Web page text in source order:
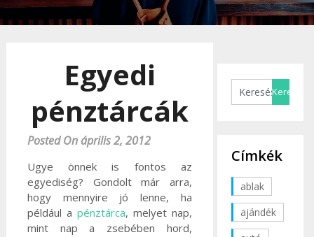
Egyedi
pénztárcák
Posted On április 2, 2012
Ugye önnek is fontos az
egyediség? Gondolt már arra,
hogy mennyire jó lenne, ha
például a pénztárca, melyet nap,
mint nap a zsebében hord,
Címkék
ablak
ajándék